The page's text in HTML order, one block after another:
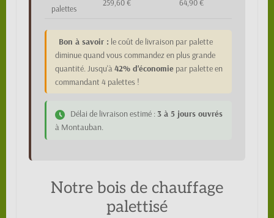
palettes
259,60 € 64,90 €
Bon à savoir : le coût de livraison par palette
diminue quand vous commandez en plus grande
quantité. Jusqu'à42% d'économie par palette en
commandant 4 palettes !
Délai de livraison estimé : 3 à 5 jours ouvrés
à Montauban.
Notre bois de chauffage
palettisé